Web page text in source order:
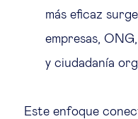
más eficaz
empresas,
y ciudadanía
Este enfoque